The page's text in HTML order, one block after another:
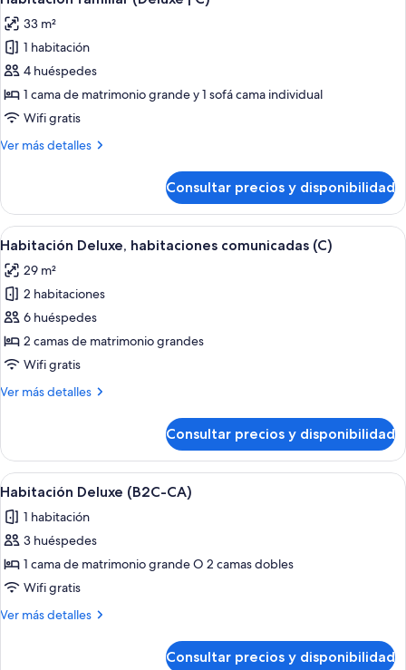
todas
las
fotos
de
Habitación
familiar
|
33 m²
1 habitación
4 huéspedes
1 cama de matrimonio grande y 1 sofá cama individual
Wifi gratis
Ver más detalles
Más
familiar
(Deluxe
|
Consultar precios y disponibilidad
Abrir
todas
las
fotos
de
Habitación
Deluxe,
comunicadas
Habitación de hotel con una cama
5
Habitación Deluxe, habitaciones comunicadas (C)
29 m²
2 habitaciones
6 huéspedes
2 camas de matrimonio grandes
Wifi gratis
Ver más detalles
Más
Deluxe,
habitaciones
comunicadas
Consultar precios y disponibilidad
Abrir
todas
las
fotos
de
Habitación
Deluxe
Habitación de hotel con una cama
5
Habitación Deluxe (B2C-CA)
1 habitación
3 huéspedes
1 cama de matrimonio grande O 2 camas dobles
Wifi gratis
Ver más detalles
Más
Consultar precios y disponibilidad